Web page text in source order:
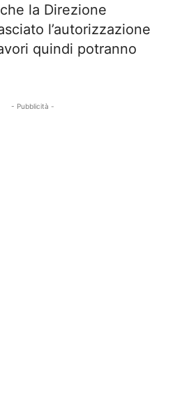
la Direzione
l’autorizzazione
quindi potranno
- Pubblicità -